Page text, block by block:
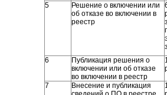
5
Решение о включении или
об отказе во включении в
реестр
6
Публикация решения о
включении или об отказе
во включении в реестр
7
Внесение и публикация